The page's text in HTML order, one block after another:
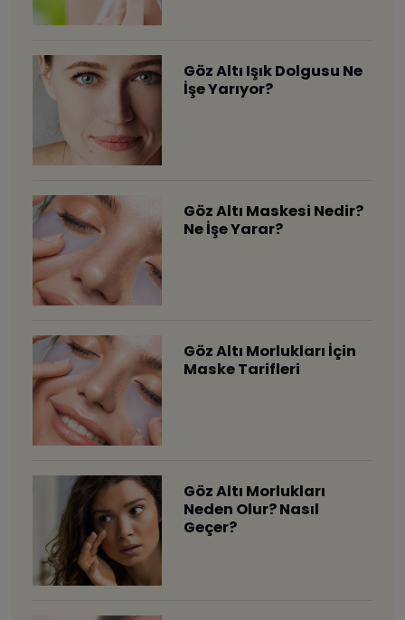
Göz Altı Işık Dolgusu Ne
İşe Yarıyor?
Göz Altı Maskesi Nedir?
Ne İşe Yarar?
Göz Altı Morlukları İçin
Maske Tarifleri
Göz Altı Morlukları
Neden Olur? Nasıl
Geçer?